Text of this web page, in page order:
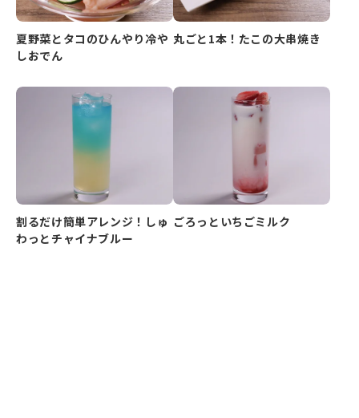
夏野菜とタコのひんやり冷や
しおでん
丸ごと1本！たこの大串焼き
割るだけ簡単アレンジ！しゅ
わっとチャイナブルー
ごろっといちごミルク